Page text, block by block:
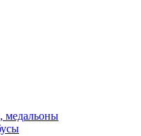
медальоны